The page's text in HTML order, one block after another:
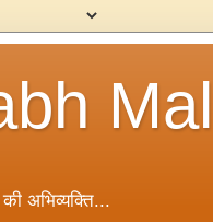
की अभिव्यक्ति...